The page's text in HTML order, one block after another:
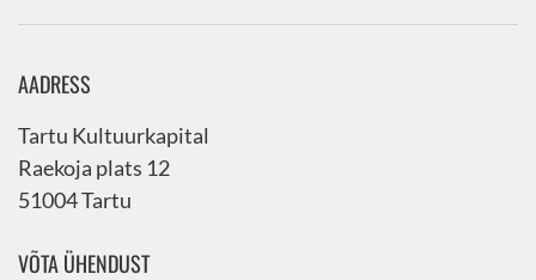
AADRESS
Tartu Kultuurkapital
Raekoja plats 12
51004 Tartu
VÕTA ÜHENDUST